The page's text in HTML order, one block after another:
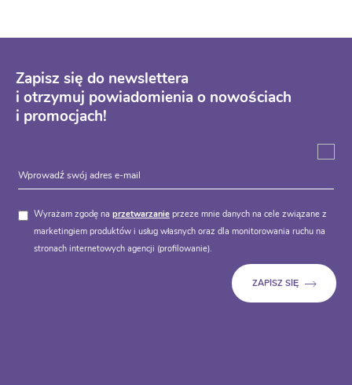
Zapisz się do newslettera
i otrzymuj powiadomienia o nowościach
i promocjach!
Wyrażam zgodę na przetwarzanie przeze mnie danych na cele związane z
marketingiem produktów i usług własnych oraz dla monitorowania ruchu na
stronach internetowych agencji (profilowanie).